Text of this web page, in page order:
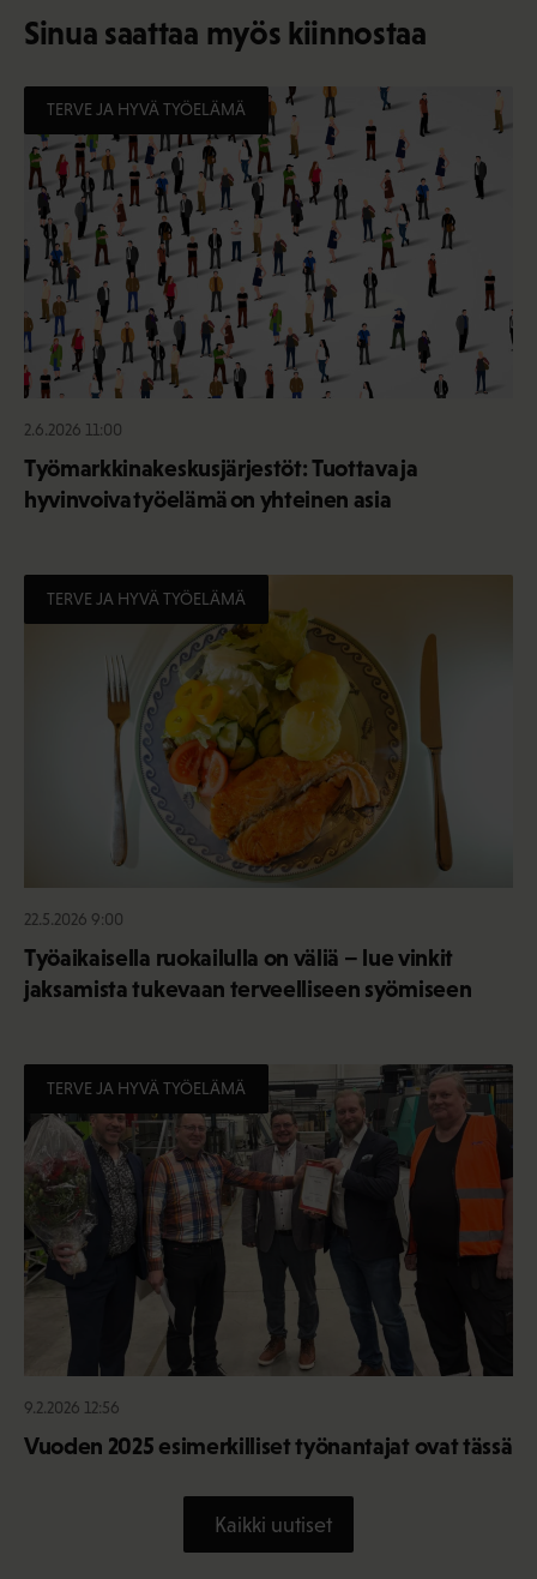
Sinua saattaa myös kiinnostaa
TERVE JA HYVÄ TYÖELÄMÄ
2.6.2026 11:00
Työmarkkinakeskusjärjestöt: Tuottava ja
hyvinvoiva työelämä on yhteinen asia
TERVE JA HYVÄ TYÖELÄMÄ
22.5.2026 9:00
Työaikaisella ruokailulla on väliä – lue vinkit
jaksamista tukevaan terveelliseen syömiseen
TERVE JA HYVÄ TYÖELÄMÄ
9.2.2026 12:56
Vuoden 2025 esimerkilliset työnantajat ovat tässä
Kaikki uutiset